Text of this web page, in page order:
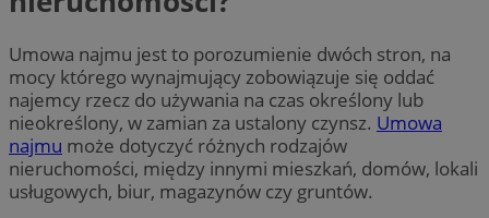
Umowa najmu jest to porozumienie dwóch stron, na
mocy którego wynajmujący zobowiązuje się oddać
najemcy rzecz do używania na czas określony lub
nieokreślony, w zamian za ustalony czynsz. Umowa
najmu może dotyczyć różnych rodzajów
nieruchomości, między innymi mieszkań, domów, lokali
usługowych, biur, magazynów czy gruntów.